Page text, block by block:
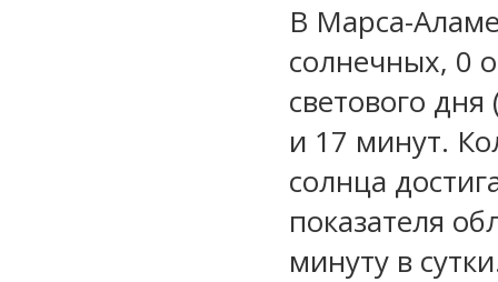
В Марса-
солнечных, 0
светового дня
и 17 минут.
солнца
показателя
минуту в